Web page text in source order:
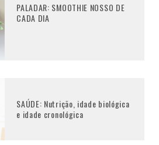
PALADAR: SMOOTHIE NOSSO DE
CADA DIA
SAÚDE: Nutrição, idade biológica
e idade cronológica